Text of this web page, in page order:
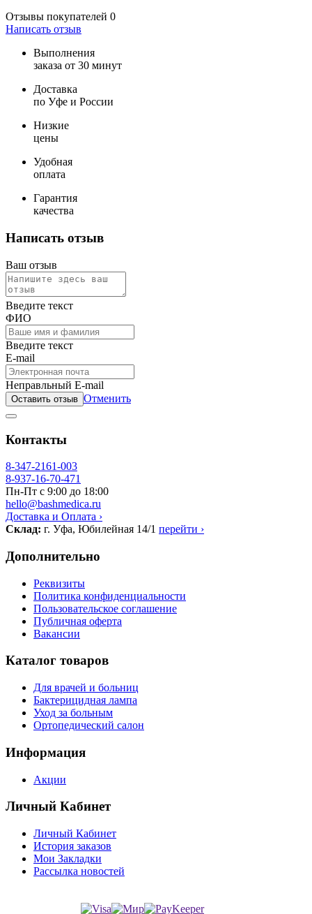
Отзывы покупателей 0
Написать отзыв
Выполнения
заказа от 30 минут
Доставка
по Уфе и России
Низкие
цены
Удобная
оплата
Гарантия
качества
Написать отзыв
Ваш отзыв
Введите текст
ФИО
Введите текст
E-mail
Неправльный E-mail
Оставить отзыв Отменить
Контакты
8-347-2161-003
8-937-16-70-471
Пн-Пт с 9:00 до 18:00
hello@bashmedica.ru
Доставка и Оплата ›
Склад: г. Уфа, Юбилейная 14/1 перейти ›
Дополнительно
Реквизиты
Политика конфиденциальности
Пользовательское соглашение
Публичная оферта
Вакансии
Каталог товаров
Для врачей и больниц
Бактерицидная лампа
Уход за больным
Ортопедический салон
Информация
Акции
Личный Кабинет
Личный Кабинет
История заказов
Мои Закладки
Рассылка новостей